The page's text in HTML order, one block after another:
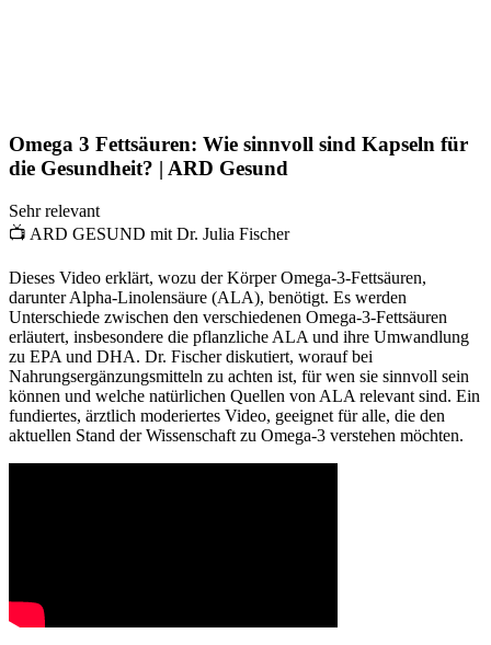
Omega 3 Fettsäuren: Wie sinnvoll sind Kapseln für
die Gesundheit? | ARD Gesund
Sehr relevant
📺 ARD GESUND mit Dr. Julia Fischer
Dieses Video erklärt, wozu der Körper Omega-3-Fettsäuren,
darunter Alpha-Linolensäure (ALA), benötigt. Es werden
Unterschiede zwischen den verschiedenen Omega-3-Fettsäuren
erläutert, insbesondere die pflanzliche ALA und ihre Umwandlung
zu EPA und DHA. Dr. Fischer diskutiert, worauf bei
Nahrungsergänzungsmitteln zu achten ist, für wen sie sinnvoll sein
können und welche natürlichen Quellen von ALA relevant sind. Ein
fundiertes, ärztlich moderiertes Video, geeignet für alle, die den
aktuellen Stand der Wissenschaft zu Omega-3 verstehen möchten.